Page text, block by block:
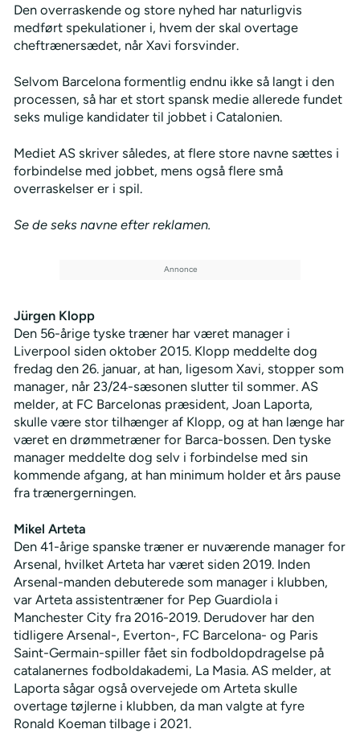
Den overraskende og store nyhed har naturligvis
medført spekulationer i, hvem der skal overtage
cheftrænersædet, når Xavi forsvinder.
Selvom Barcelona formentlig endnu ikke så langt i den
processen, så har et stort spansk medie allerede fundet
seks mulige kandidater til jobbet i Catalonien.
Mediet AS skriver således, at flere store navne sættes i
forbindelse med jobbet, mens også flere små
overraskelser er i spil.
Se de seks navne efter reklamen.
Jürgen Klopp
Den 56-årige tyske træner har været manager i
Liverpool siden oktober 2015. Klopp meddelte dog
fredag den 26. januar, at han, ligesom Xavi, stopper som
manager, når 23/24-sæsonen slutter til sommer. AS
melder, at FC Barcelonas præsident, Joan Laporta,
skulle være stor tilhænger af Klopp, og at han længe har
været en drømmetræner for Barca-bossen. Den tyske
manager meddelte dog selv i forbindelse med sin
kommende afgang, at han minimum holder et års pause
fra trænergerningen.
Mikel Arteta
Den 41-årige spanske træner er nuværende manager for
Arsenal, hvilket Arteta har været siden 2019. Inden
Arsenal-manden debuterede som manager i klubben,
var Arteta assistentræner for Pep Guardiola i
Manchester City fra 2016-2019. Derudover har den
tidligere Arsenal-, Everton-, FC Barcelona- og Paris
Saint-Germain-spiller fået sin fodboldopdragelse på
catalanernes fodboldakademi, La Masia. AS melder, at
Laporta sågar også overvejede om Arteta skulle
overtage tøjlerne i klubben, da man valgte at fyre
Ronald Koeman tilbage i 2021.